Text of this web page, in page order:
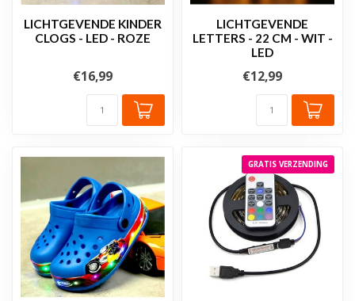
LICHTGEVENDE KINDER
CLOGS - LED - ROZE
€16,99
LICHTGEVENDE
LETTERS - 22 CM - WIT -
LED
€12,99
GRATIS VERZENDING